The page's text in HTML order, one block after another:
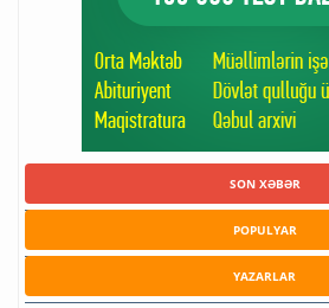
SON XƏBƏR
POPULYAR
YAZARLAR